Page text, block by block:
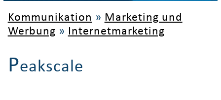
Kommunikation » Marketing und
Werbung » Internetmarketing
Peakscale